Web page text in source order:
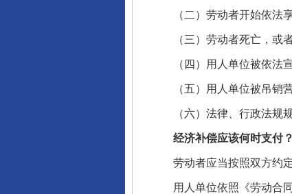
（二）劳动者开始依法享
（三）劳动者死亡，或者
（四）用人单位被依法宣
（五）用人单位被吊销营
（六）法律、行政法规规
经济补偿应该何时支付？
劳动者应当按照双方约定
用人单位依照《劳动合同